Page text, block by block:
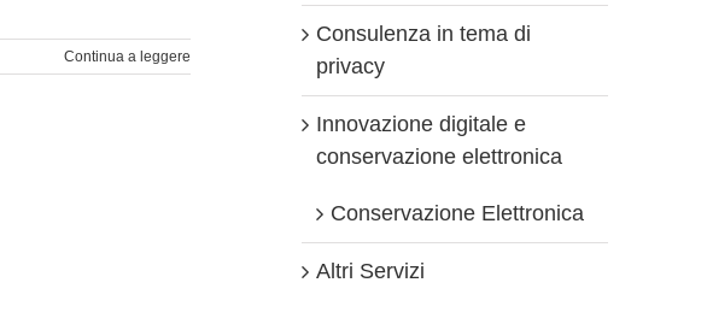
Continua a leggere
Consulenza in tema di
privacy
Innovazione digitale e
conservazione elettronica
Conservazione Elettronica
Altri Servizi